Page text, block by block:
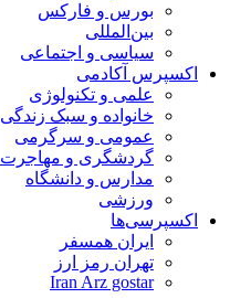
بورس و فارکس
بین‌المللی
سیاسی و اجتماعی
اکسپرس آکادمی
علمی و تکنولوژی
خانواده و سبک زندگی
عمومی و سرگرمی
گردشگری و مهاجرت
مدارس و دانشگاه
ورزشی
اکسپرسی‌ها
ایران همسفر
تهران رمز ارز
Iran Arz gostar